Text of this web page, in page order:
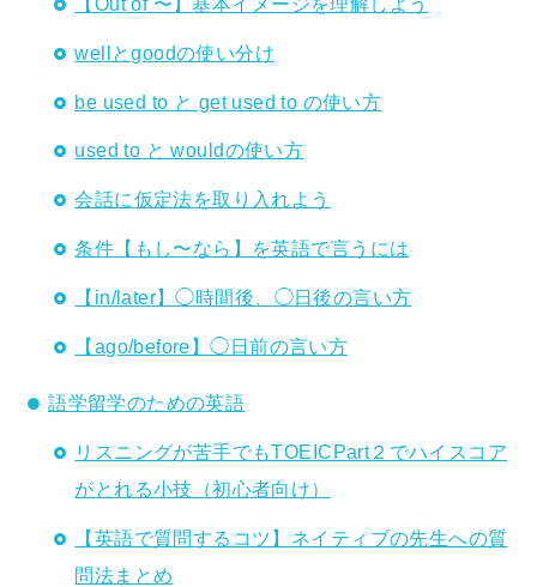
wellとgoodの使い分け
be used to と get used to の使い方
used to と wouldの使い方
会話に仮定法を取り入れよう
条件【もし〜なら】を英語で言うには
【in/later】◯時間後、◯日後の言い方
【ago/before】◯日前の言い方
語学留学のための英語
リスニングが苦手でもTOEICPart２でハイスコア
がとれる小技（初心者向け）
【英語で質問するコツ】ネイティブの先生への質
問法まとめ